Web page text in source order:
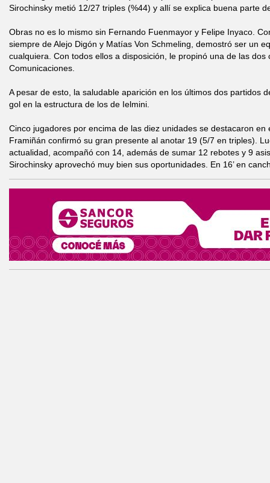
Sirochinsky metió 12/27 triples (%44) y allí se explica buena parte
Obras no es lo mismo sin Fernando Fuenmayor y Felipe Inyaco.
siempre de Alejo Digón y Matías Von Schmeling, demostró ser un
cualquiera. Con todos ellos a disposición, le propinó una de las
Comunicaciones.
A pesar de esto, la saludable aparición en los últimos dos partidos
gol en la estructura de los de Ielmini.
Cinco jugadores por encima de las diez unidades se destacaron en
Framiñán confirmó su gran presente al anotar 19 (5/7 en triples).
actualidad, acompañó con 14, además de sumar 12 rebotes y 9
Sirochinsky aprovechó muy bien sus oportunidades. En 16’ en